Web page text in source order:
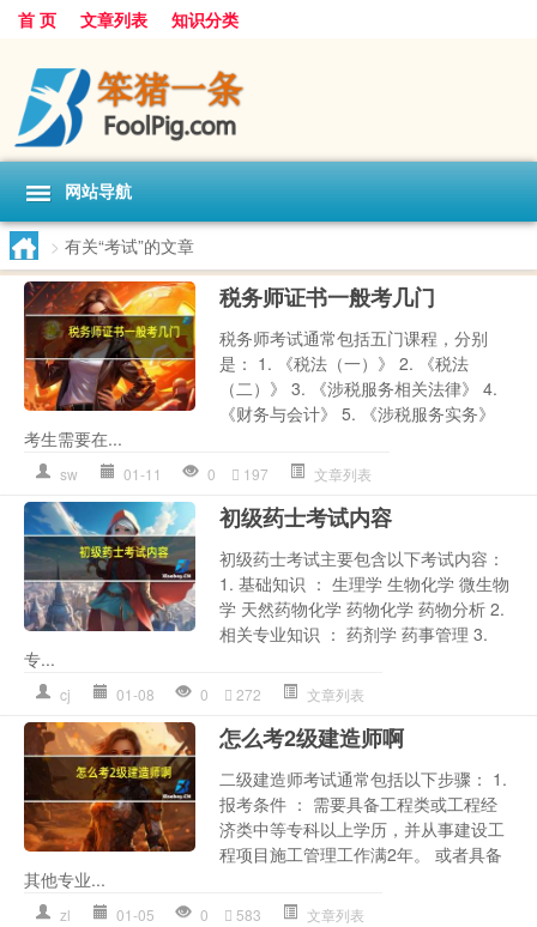
首 页 文章列表 知识分类
网站导航
> 有关“考试”的文章
税务师证书一般考几门
税务师考试通常包括五门课程，分别
是： 1. 《税法（一）》 2. 《税法
（二）》 3. 《涉税服务相关法律》 4.
《财务与会计》 5. 《涉税服务实务》
考生需要在...
sw 01-11 0 197 文章列表
初级药士考试内容
初级药士考试主要包含以下考试内容：
1. 基础知识 ： 生理学 生物化学 微生物
学 天然药物化学 药物化学 药物分析 2.
相关专业知识 ： 药剂学 药事管理 3.
专...
cj 01-08 0 272 文章列表
怎么考2级建造师啊
二级建造师考试通常包括以下步骤： 1.
报考条件 ： 需要具备工程类或工程经
济类中等专科以上学历，并从事建设工
程项目施工管理工作满2年。 或者具备
其他专业...
zl 01-05 0 583 文章列表